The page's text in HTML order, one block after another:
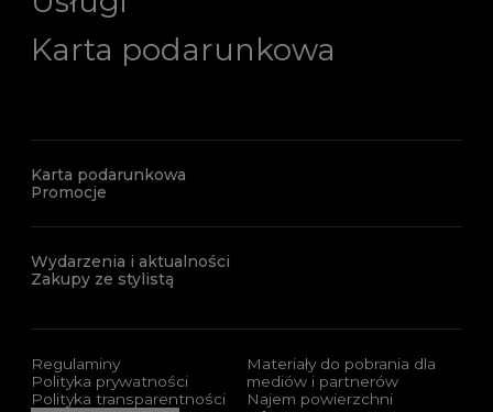
Karta podarunkowa
Karta podarunkowa
Promocje
Wydarzenia i aktualności
Zakupy ze stylistą
Regulaminy
Polityka prywatności
Polityka transparentności
Materiały do pobrania dla
mediów i partnerów
Najem powierzchni